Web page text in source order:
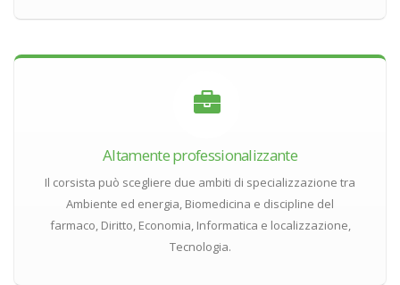
Altamente professionalizzante
Il corsista può scegliere due ambiti di specializzazione tra
Ambiente ed energia, Biomedicina e discipline del
farmaco, Diritto, Economia, Informatica e localizzazione,
Tecnologia.